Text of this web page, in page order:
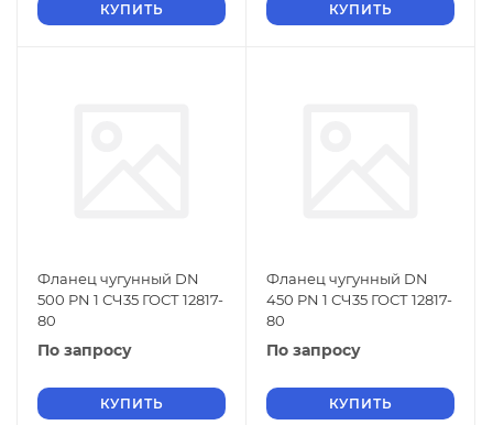
КУПИТЬ КУПИТЬ
Фланец чугунный DN
500 PN 1 СЧ35 ГОСТ 12817-
80
По запросу
КУПИТЬ
Фланец чугунный DN
450 PN 1 СЧ35 ГОСТ 12817-
80
По запросу
КУПИТЬ